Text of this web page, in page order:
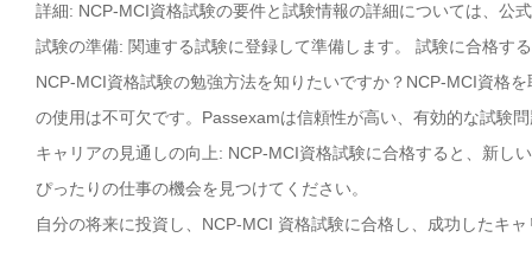
詳細: NCP-MCI資格試験の要件と試験情報の詳細については、公
試験の準備: 関連する試験に登録して準備します。 試験に合格す
NCP-MCI資格試験の勉強方法を知りたいですか？NCP-MCI資格
の使用は不可欠です。Passexamは信頼性が高い、有効的な試験
キャリアの見通しの向上: NCP-MCI資格試験に合格すると、新し
ぴったりの仕事の機会を見つけてください。
自分の将来に投資し、NCP-MCI 資格試験に合格し、成功したキ